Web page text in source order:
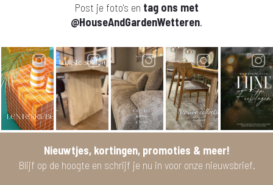
Post je foto's en tag ons met
@HouseAndGardenWetteren.
Nieuwtjes, kortingen, promoties & meer!
Blijf op de hoogte en schrijf je nu in voor onze nieuwsbrief.